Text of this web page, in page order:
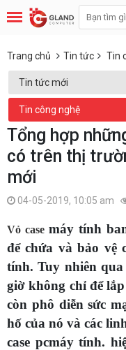
Trang chủ Tin tức Tin
Tin tức mới
Tin công nghệ
Tổng hợp
có trên thị
mới
04-05-2019, 10:05 am
Vỏ casemáy tính
để chứa và bảo vệ
tính. Tuy nhiên
giờ không chỉ để
còn phô diễn sức
hố của nó và các
case pcmáy tính.